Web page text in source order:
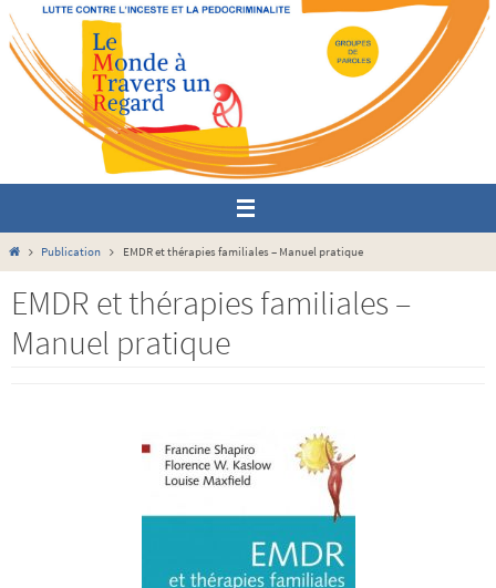
Passer
vers
contenu
HomePublication EMDR et thérapies familiales – Manuel pratique
EMDR et thérapies familiales –
Manuel pratique